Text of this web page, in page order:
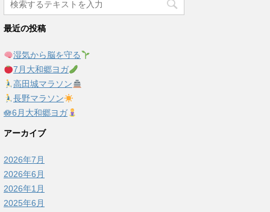
最近の投稿
湿気から脳を守る
7月大和郷ヨガ
高田城マラソン
長野マラソン
🪷6月大和郷ヨガ
アーカイブ
2026年7月
2026年6月
2026年1月
2025年6月